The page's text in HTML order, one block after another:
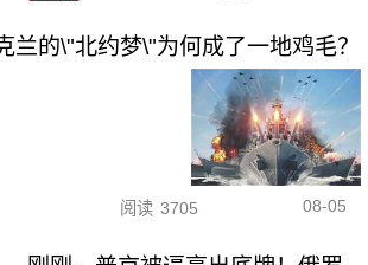
兰的\"北约梦\"为何成了一地鸡毛？
阅读 3705 08-05